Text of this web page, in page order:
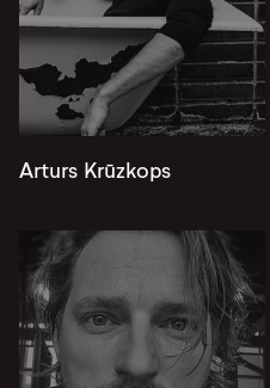
Arturs Krūzkops